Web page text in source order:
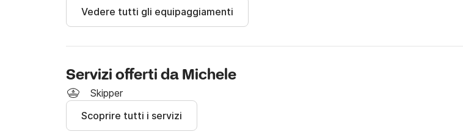
Vedere tutti gli equipaggiamenti
Servizi offerti da Michele
Skipper
Scoprire tutti i servizi